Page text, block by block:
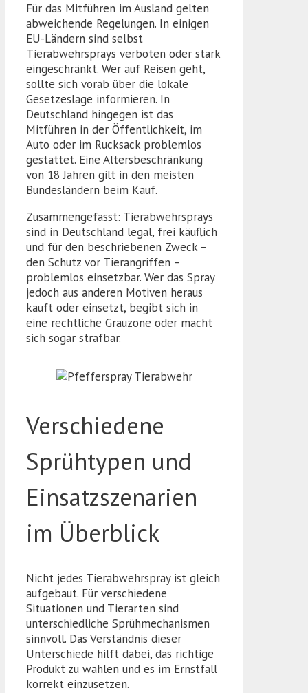
Für das Mitführen im Ausland gelten
abweichende Regelungen. In einigen
EU-Ländern sind selbst
Tierabwehrsprays verboten oder stark
eingeschränkt. Wer auf Reisen geht,
sollte sich vorab über die lokale
Gesetzeslage informieren. In
Deutschland hingegen ist das
Mitführen in der Öffentlichkeit, im
Auto oder im Rucksack problemlos
gestattet. Eine Altersbeschränkung
von 18 Jahren gilt in den meisten
Bundesländern beim Kauf.
Zusammengefasst: Tierabwehrsprays
sind in Deutschland legal, frei käuflich
und für den beschriebenen Zweck –
den Schutz vor Tierangriffen –
problemlos einsetzbar. Wer das Spray
jedoch aus anderen Motiven heraus
kauft oder einsetzt, begibt sich in
eine rechtliche Grauzone oder macht
sich sogar strafbar.
Verschiedene
Sprühtypen und
Einsatzszenarien
im Überblick
Nicht jedes Tierabwehrspray ist gleich
aufgebaut. Für verschiedene
Situationen und Tierarten sind
unterschiedliche Sprühmechanismen
sinnvoll. Das Verständnis dieser
Unterschiede hilft dabei, das richtige
Produkt zu wählen und es im Ernstfall
korrekt einzusetzen.